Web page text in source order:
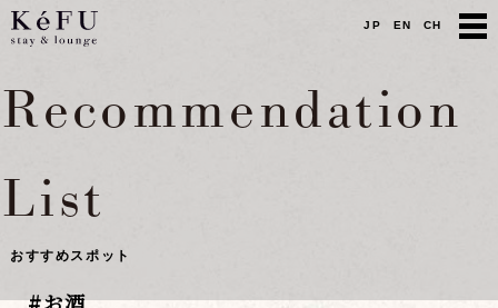
JP EN CH
Recommendation
List
おすすめスポット